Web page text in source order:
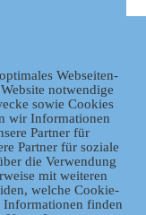
Webseiten-
notwendige
sowie Cookies
wir Informationen
Partner für
Partner für soziale
die Verwendung
mit weiteren
welche Cookie-
Informationen finden